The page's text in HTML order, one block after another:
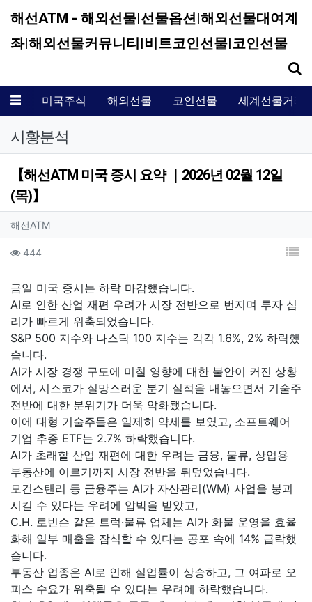
해선ATM - 해외선물|선물옵션|해외선물대여계
좌|해외선물커뮤니티|비트코인선물|코인선물
메뉴 미국주식 해외선물 코인선물 세계선물거래
시황분석
【해선ATM 미국 증시 요약 ｜2026년 02월 12일
(목)】
작성자 정보
해선ATM작성
컨텐츠 정보
444 목
본문
금일 미국 증시는 하락 마감했습니다.
AI로 인한 산업 재편 우려가 시장 전반으로 번지며 투자 심
리가 빠르게 위축되었습니다.
S&P 500 지수와 나스닥 100 지수는 각각 1.6%, 2% 하락했
습니다.
AI가 시장 경쟁 구도에 미칠 영향에 대한 불안이 커진 상황
에서, 시스코가 실망스러운 분기 실적을 내놓으면서 기술주
전반에 대한 분위기가 더욱 악화됐습니다.
이에 대형 기술주들은 일제히 약세를 보였고, 소프트웨어
기업 추종 ETF는 2.7% 하락했습니다.
AI가 초래할 산업 재편에 대한 우려는 금융, 물류, 상업용
부동산에 이르기까지 시장 전반을 뒤덮었습니다.
모건스탠리 등 금융주는 AI가 자산관리(WM) 사업을 붕괴
시킬 수 있다는 우려에 압박을 받았고,
C.H. 로빈슨 같은 트럭·물류 업체는 AI가 화물 운영을 효율
화해 일부 매출을 잠식할 수 있다는 공포 속에 14% 급락했
습니다.
부동산 업종은 AI로 인해 실업률이 상승하고, 그 여파로 오
피스 수요가 위축될 수 있다는 우려에 하락했습니다.